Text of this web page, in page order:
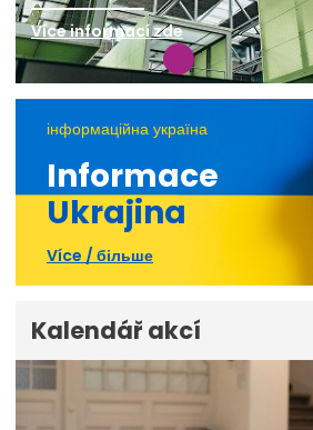
Více informací zde
інформаційна україна
Informace
Ukrajina
Více / більше
Kalendář akcí